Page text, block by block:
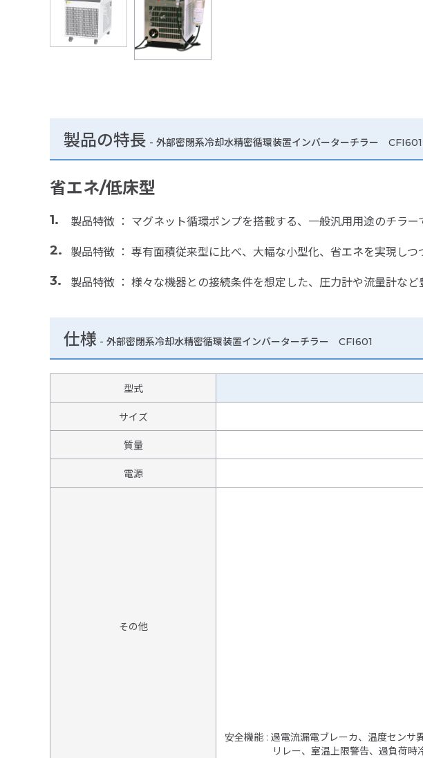
製品の特長 - 外部密閉系冷却水精密循環装置インバーターチラー CFI601
省エネ/低床型
製品特徴 ： マグネット循環ポンプを搭載する、一般汎用用途のチラー
製品特徴 ： 専有面積従来型に比べ、大幅な小型化、省エネを実現し
製品特徴 ： 様々な機器との接続条件を想定した、圧力計や流量計など
仕様 - 外部密閉系冷却水精密循環装置インバーターチラー CFI601
型式
サイズ
質量
電源
その他
安全機能 : 過電流漏電ブレーカ、温度センサ
リレー、室温上限警告、過負荷